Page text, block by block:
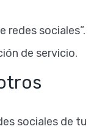
redes sociales”.
de servicio.
sociales de tu